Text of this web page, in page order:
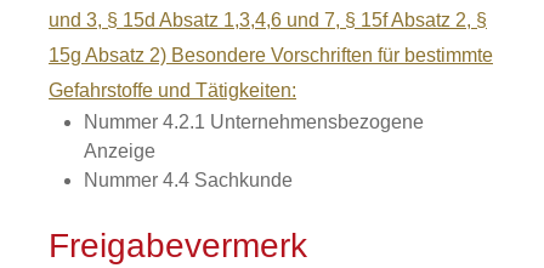
und 3, § 15d Absatz 1,3,4,6 und 7, § 15f Absatz 2, §
15g Absatz 2) Besondere Vorschriften für bestimmte
Gefahrstoffe und Tätigkeiten:
Nummer 4.2.1 Unternehmensbezogene
Anzeige
Nummer 4.4 Sachkunde
Freigabevermerk